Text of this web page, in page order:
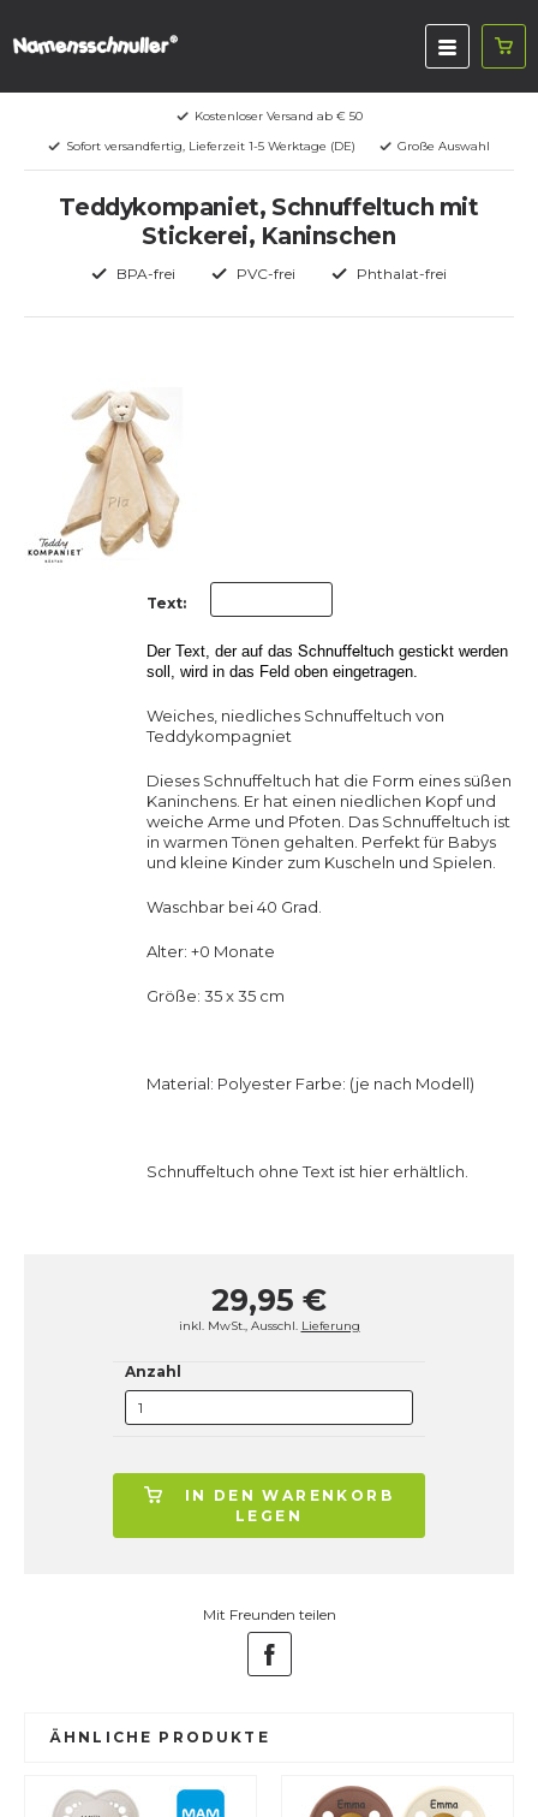
Kostenloser Versand ab € 50
Sofort versandfertig, Lieferzeit 1-5 Werktage (DE)
Große Auswahl
Teddykompaniet, Schnuffeltuch mit
Stickerei, Kaninschen
BPA-frei PVC-frei Phthalat-frei
Text:
Der Text, der auf das Schnuffeltuch gestickt werden
soll, wird in das Feld oben eingetragen.
Weiches, niedliches Schnuffeltuch von
Teddykompagniet
Dieses Schnuffeltuch hat die Form eines süßen
Kaninchens. Er hat einen niedlichen Kopf und
weiche Arme und Pfoten. Das Schnuffeltuch ist
in warmen Tönen gehalten. Perfekt für Babys
und kleine Kinder zum Kuscheln und Spielen.
Waschbar bei 40 Grad.
Alter: +0 Monate
Größe: 35 x 35 cm
Material: Polyester Farbe: (je nach Modell)
Schnuffeltuch ohne Text ist hier erhältlich.
29,95 €
inkl. MwSt., Ausschl. Lieferung
Anzahl
IN DEN WARENKORB
LEGEN
Mit Freunden teilen
ÄHNLICHE PRODUKTE